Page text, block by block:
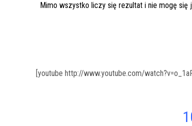
Mimo wszystko liczy się rezultat i nie mogę się
[youtube http://www.youtube.com/